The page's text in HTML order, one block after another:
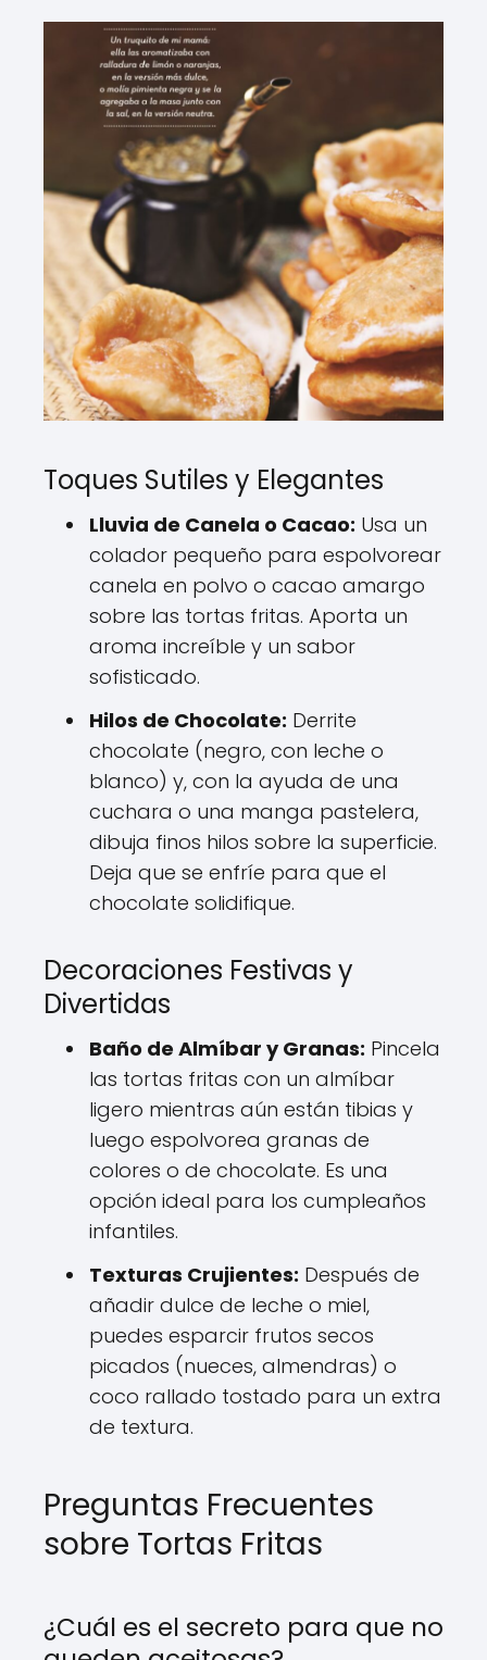
Toques Sutiles y Elegantes
Lluvia de Canela o Cacao: Usa un
colador pequeño para espolvorear
canela en polvo o cacao amargo
sobre las tortas fritas. Aporta un
aroma increíble y un sabor
sofisticado.
Hilos de Chocolate: Derrite
chocolate (negro, con leche o
blanco) y, con la ayuda de una
cuchara o una manga pastelera,
dibuja finos hilos sobre la superficie.
Deja que se enfríe para que el
chocolate solidifique.
Decoraciones Festivas y
Divertidas
Baño de Almíbar y Granas: Pincela
las tortas fritas con un almíbar
ligero mientras aún están tibias y
luego espolvorea granas de
colores o de chocolate. Es una
opción ideal para los cumpleaños
infantiles.
Texturas Crujientes: Después de
añadir dulce de leche o miel,
puedes esparcir frutos secos
picados (nueces, almendras) o
coco rallado tostado para un extra
de textura.
Preguntas Frecuentes
sobre Tortas Fritas
¿Cuál es el secreto para que no